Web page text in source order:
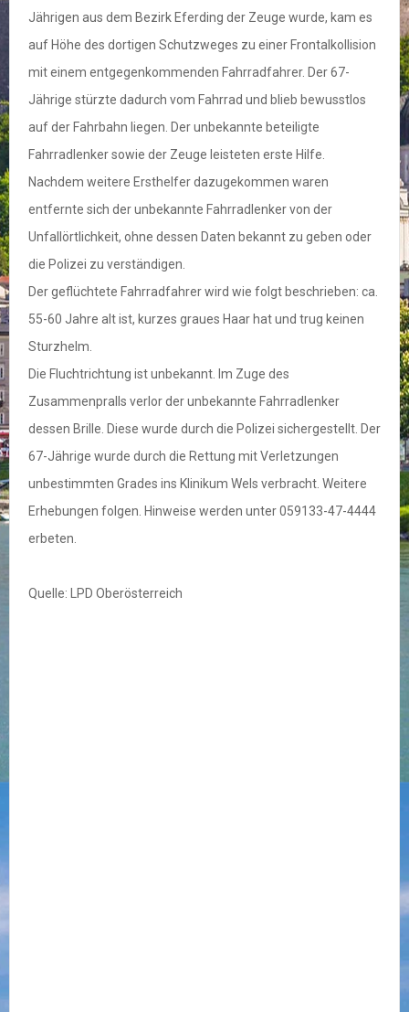
Jährigen aus dem Bezirk Eferding der Zeuge wurde, kam es
auf Höhe des dortigen Schutzweges zu einer Frontalkollision
mit einem entgegenkommenden Fahrradfahrer. Der 67-
Jährige stürzte dadurch vom Fahrrad und blieb bewusstlos
auf der Fahrbahn liegen. Der unbekannte beteiligte
Fahrradlenker sowie der Zeuge leisteten erste Hilfe.
Nachdem weitere Ersthelfer dazugekommen waren
entfernte sich der unbekannte Fahrradlenker von der
Unfallörtlichkeit, ohne dessen Daten bekannt zu geben oder
die Polizei zu verständigen.
Der geflüchtete Fahrradfahrer wird wie folgt beschrieben: ca.
55-60 Jahre alt ist, kurzes graues Haar hat und trug keinen
Sturzhelm.
Die Fluchtrichtung ist unbekannt. Im Zuge des
Zusammenpralls verlor der unbekannte Fahrradlenker
dessen Brille. Diese wurde durch die Polizei sichergestellt. Der
67-Jährige wurde durch die Rettung mit Verletzungen
unbestimmten Grades ins Klinikum Wels verbracht. Weitere
Erhebungen folgen. Hinweise werden unter 059133-47-4444
erbeten.
Quelle: LPD Oberösterreich